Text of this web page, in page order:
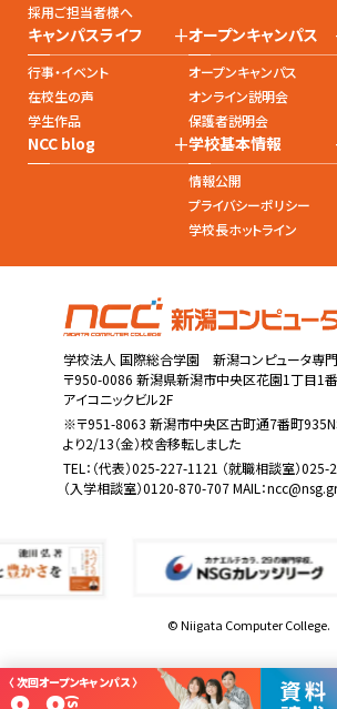
採用ご担当者様へ
キャンパスライフ +
行事・イベント
在校生の声
学生作品
オープンキャンパス
オープンキャンパス
オンライン説明会
保護者説明会
NCC blog +学校基本情報
情報公開
プライバシーポリシー
学校長ホットライン
学校法人 国際総合学園 新潟コンピュータ専
〒950-0086 新潟県新潟市中央区花園1丁目1
アイコニックビル2F
※〒951-8063 新潟市中央区古町通7番町
より2/13（金）校舎移転しました
TEL： （代表）025-227-1121 （就職相談室）
（入学相談室）0120-870-707 MAIL：
© Niigata Computer College.
〈 次回オープンキャンパス 〉